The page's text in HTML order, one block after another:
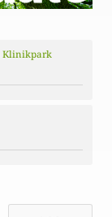
Klinikpark